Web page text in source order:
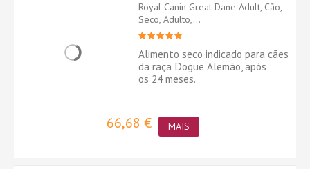
Royal Canin Great Dane Adult, Cão,
Seco, Adulto,...
Alimento seco indicado para cães
da raça Dogue Alemão, após
os 24 meses.
66,68 € MAIS